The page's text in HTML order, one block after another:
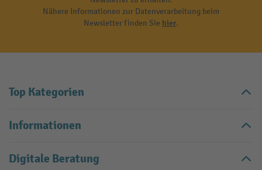
Nähere Informationen zur Datenverarbeitung beim
Newsletter finden Sie hier.
Top Kategorien
Informationen
Digitale Beratung